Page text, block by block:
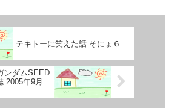
テキトーに笑えた話 そにょ６
ンダムSEED
2005年9月